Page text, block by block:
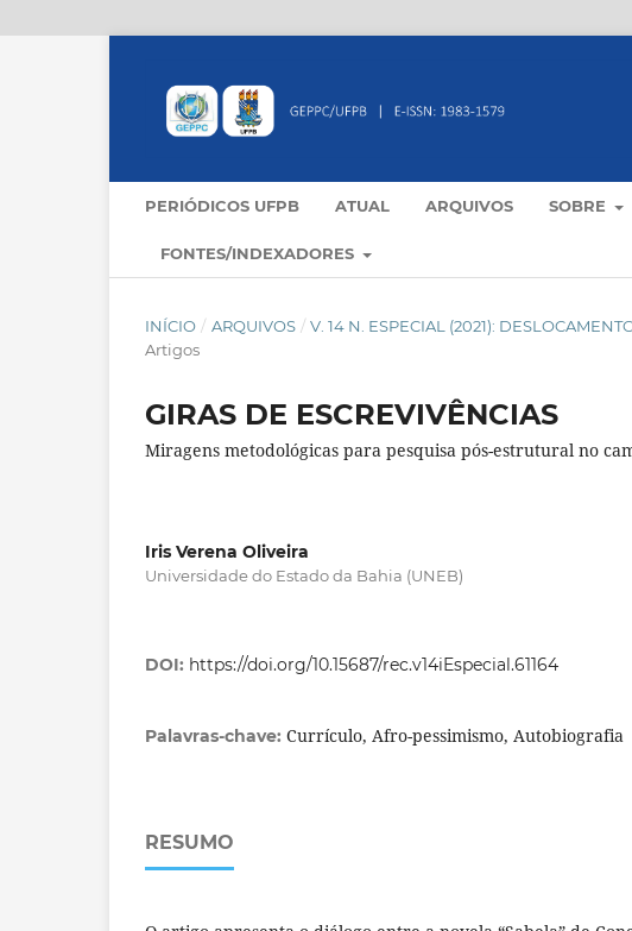
PERIÓDICOS UFPB ATUAL ARQUIVOS SOBRE
FONTES/INDEXADORES
INÍCIO / ARQUIVOS / V. 14 N. ESPECIAL (2021):
Artigos
GIRAS DE ESCREVIVÊNCIAS
Miragens metodológicas para pesquisa pós-estrutural no
Iris Verena Oliveira
Universidade do Estado da Bahia (UNEB)
DOI: https://doi.org/10.15687/rec.v14iEspecial.61164
Palavras-chave: Currículo, Afro-pessimismo, Autobiografia
RESUMO